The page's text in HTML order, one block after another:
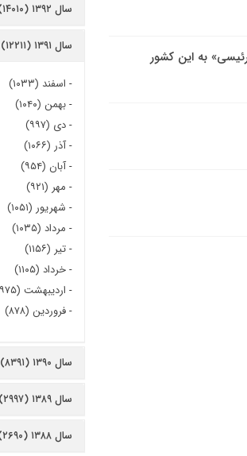
به این کشور
سال ۱۳۹۲ (۱۴۰۱۰)
سال ۱۳۹۱ (۱۲۲۱۱)
- اسفند (۱۰۳۳)
-بهمن (۱۰۴۰)
-دی (۹۹۷)
-آذر (۱۰۶۶)
-آبان (۹۵۴)
- مهر (۹۲۱)
- شهریور (۱۰۵۱)
- مرداد (۱۰۳۵)
-تیر (۱۱۵۶)
-خرداد (۱۱۰۵)
- اردیبهشت (۹۷۵)
-فروردین (۸۷۸)
سال ۱۳۹۰ (۸۳۹۱)
سال ۱۳۸۹ (۲۹۹۷)
سال ۱۳۸۸ (۲۶۹۰)